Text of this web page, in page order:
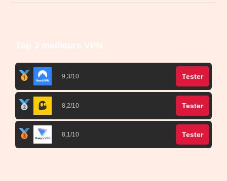
Top 3 meilleurs VPN
9,3/10 Tester
8,2/10 Tester
8,1/10 Tester